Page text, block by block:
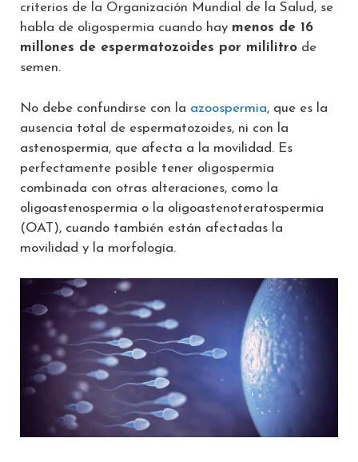
criterios de la Organización Mundial de la Salud, se
habla de oligospermia cuando hay menos de 16
millones de espermatozoides por mililitro de
semen.
No debe confundirse con la azoospermia, que es la
ausencia total de espermatozoides, ni con la
astenospermia, que afecta a la movilidad. Es
perfectamente posible tener oligospermia
combinada con otras alteraciones, como la
oligoastenospermia o la oligoastenoteratospermia
(OAT), cuando también están afectadas la
movilidad y la morfología.